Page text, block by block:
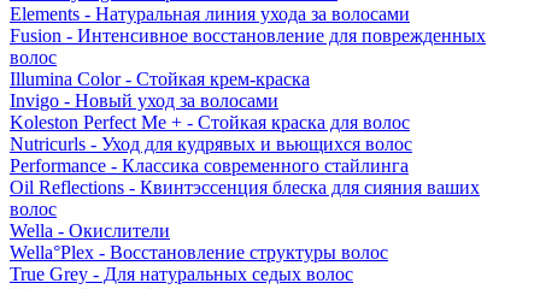
Elements - Натуральная линия ухода за волосами
Fusion - Интенсивное восстановление для поврежденных
волос
Illumina Color - Стойкая крем-краска
Invigo - Новый уход за волосами
Koleston Perfect Me + - Стойкая краска для волос
Nutricurls - Уход для кудрявых и вьющихся волос
Performance - Классика современного стайлинга
Oil Reflections - Квинтэссенция блеска для сияния ваших
волос
Wella - Окислители
Wella°Plex - Восстановление структуры волос
True Grey - Для натуральных седых волос